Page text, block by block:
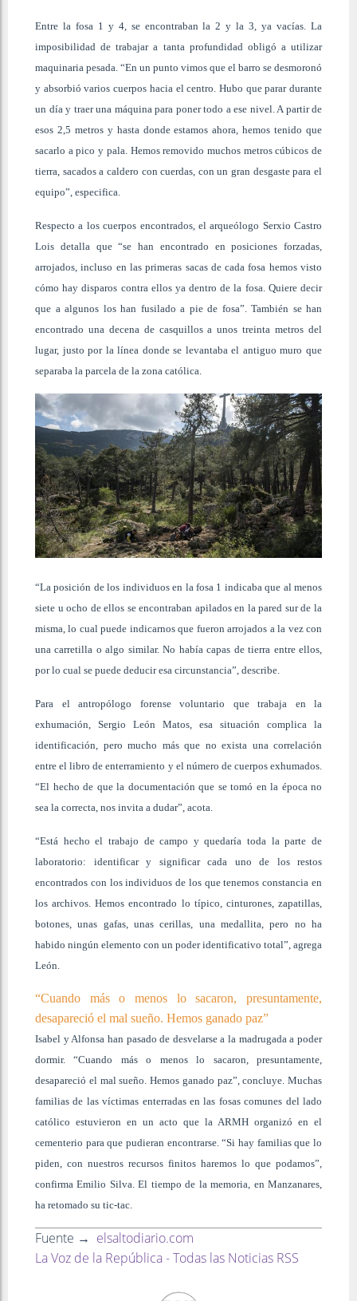
Entre la fosa 1 y 4, se encontraban la 2 y la 3, ya vacías. La
imposibilidad de trabajar a tanta profundidad obligó a utilizar
maquinaria pesada. “En un punto vimos que el barro se desmoronó
y absorbió varios cuerpos hacia el centro. Hubo que parar durante
un día y traer una máquina para poner todo a ese nivel. A partir de
esos 2,5 metros y hasta donde estamos ahora, hemos tenido que
sacarlo a pico y pala. Hemos removido muchos metros cúbicos de
tierra, sacados a caldero con cuerdas, con un gran desgaste para el
equipo”, especifica.
Respecto a los cuerpos encontrados, el arqueólogo Serxio Castro
Lois detalla que “se han encontrado en posiciones forzadas,
arrojados, incluso en las primeras sacas de cada fosa hemos visto
cómo hay disparos contra ellos ya dentro de la fosa. Quiere decir
que a algunos los han fusilado a pie de fosa”. También se han
encontrado una decena de casquillos a unos treinta metros del
lugar, justo por la línea donde se levantaba el antiguo muro que
separaba la parcela de la zona católica.
“La posición de los individuos en la fosa 1 indicaba que al menos
siete u ocho de ellos se encontraban apilados en la pared sur de la
misma, lo cual puede indicarnos que fueron arrojados a la vez con
una carretilla o algo similar. No había capas de tierra entre ellos,
por lo cual se puede deducir esa circunstancia”, describe.
Para el antropólogo forense voluntario que trabaja en la
exhumación, Sergio León Matos, esa situación complica la
identificación, pero mucho más que no exista una correlación
entre el libro de enterramiento y el número de cuerpos exhumados.
“El hecho de que la documentación que se tomó en la época no
sea la correcta, nos invita a dudar”, acota.
“Está hecho el trabajo de campo y quedaría toda la parte de
laboratorio: identificar y significar cada uno de los restos
encontrados con los individuos de los que tenemos constancia en
los archivos. Hemos encontrado lo típico, cinturones, zapatillas,
botones, unas gafas, unas cerillas, una medallita, pero no ha
habido ningún elemento con un poder identificativo total”, agrega
León.
“Cuando más o menos lo sacaron, presuntamente,
desapareció el mal sueño. Hemos ganado paz”
Isabel y Alfonsa han pasado de desvelarse a la madrugada a poder
dormir. “Cuando más o menos lo sacaron, presuntamente,
desapareció el mal sueño. Hemos ganado paz”, concluye. Muchas
familias de las víctimas enterradas en las fosas comunes del lado
católico estuvieron en un acto que la ARMH organizó en el
cementerio para que pudieran encontrarse. “Si hay familias que lo
piden, con nuestros recursos finitos haremos lo que podamos”,
confirma Emilio Silva. El tiempo de la memoria, en Manzanares,
ha retomado su tic-tac.
Fuente → elsaltodiario.com
La Voz de la República - Todas las Noticias RSS